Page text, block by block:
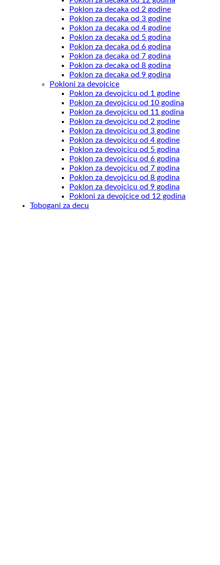
Poklon za decaka od 2 godine
Poklon za decaka od 3 godine
Poklon za decaka od 4 godine
Poklon za decaka od 5 godina
Poklon za decaka od 6 godina
Poklon za decaka od 7 godina
Poklon za decaka od 8 godina
Poklon za decaka od 9 godina
Pokloni za devojcice
Poklon za devojcicu od 1 godine
Poklon za devojcicu od 10 godina
Poklon za devojcicu od 11 godina
Poklon za devojcicu od 2 godine
Poklon za devojcicu od 3 godine
Poklon za devojcicu od 4 godine
Poklon za devojcicu od 5 godina
Poklon za devojcicu od 6 godina
Poklon za devojcicu od 7 godina
Poklon za devojcicu od 8 godina
Poklon za devojcicu od 9 godina
Pokloni za devojcice od 12 godina
Tobogani za decu